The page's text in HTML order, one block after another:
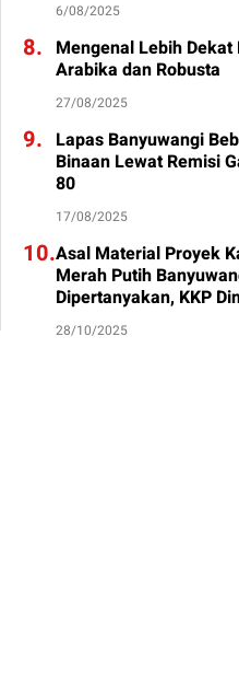
6/08/2025
8. Mengenal Lebih
Arabika dan Robusta
27/08/2025
9. Lapas Banyuwangi
Binaan Lewat Remisi
80
17/08/2025
10.Asal Material Proyek
Merah Putih
Dipertanyakan, KKP
28/10/2025